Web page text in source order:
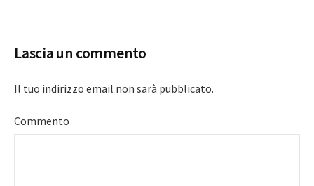
Lascia un commento
Il tuo indirizzo email non sarà pubblicato.
Commento